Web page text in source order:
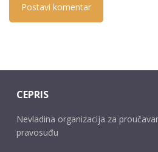
CEPRIS
Nevladina organizacija za
pravosuđu